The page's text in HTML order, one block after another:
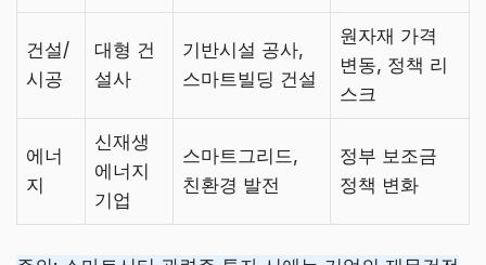
건설/
시공
대형 건
설사
기반시설 공사,
스마트빌딩 건설
원자재 가격
변동, 정책 리
스크
에너
지
신재생
에너지
기업
스마트그리드,
친환경 발전
정부 보조금
정책 변화